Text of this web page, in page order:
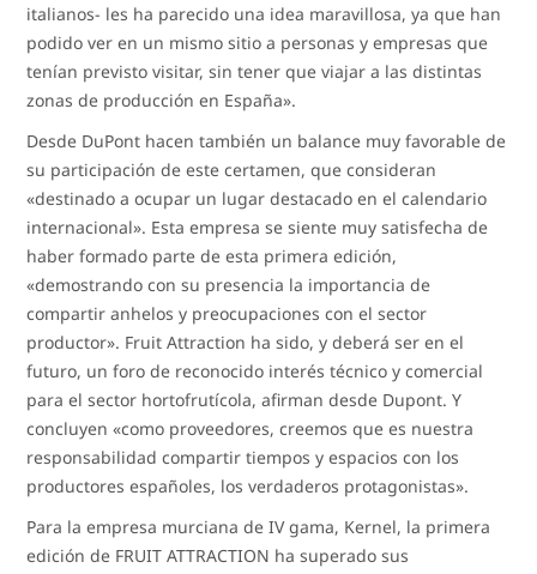
italianos- les ha parecido una idea maravillosa, ya que han
podido ver en un mismo sitio a personas y empresas que
tenían previsto visitar, sin tener que viajar a las distintas
zonas de producción en España».
Desde DuPont hacen también un balance muy favorable de
su participación de este certamen, que consideran
«destinado a ocupar un lugar destacado en el calendario
internacional». Esta empresa se siente muy satisfecha de
haber formado parte de esta primera edición,
«demostrando con su presencia la importancia de
compartir anhelos y preocupaciones con el sector
productor». Fruit Attraction ha sido, y deberá ser en el
futuro, un foro de reconocido interés técnico y comercial
para el sector hortofrutícola, afirman desde Dupont. Y
concluyen «como proveedores, creemos que es nuestra
responsabilidad compartir tiempos y espacios con los
productores españoles, los verdaderos protagonistas».
Para la empresa murciana de IV gama, Kernel, la primera
edición de FRUIT ATTRACTION ha superado sus